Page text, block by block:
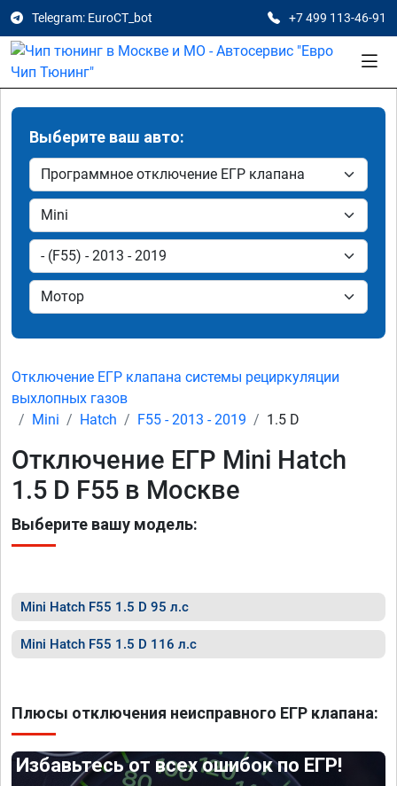
Telegram: EuroCT_bot +7 499 113-46-91
Выберите ваш авто:
Отключение ЕГР клапана системы рециркуляции
выхлопных газов
Mini
Hatch F55 - 2013 - 2019 1.5 D
Отключение ЕГР Mini Hatch
1.5 D F55 в Москве
Выберите вашу модель:
Mini Hatch F55 1.5 D 95 л.с
Mini Hatch F55 1.5 D 116 л.с
Плюсы отключения неисправного ЕГР клапана:
Избавьтесь от всех ошибок по ЕГР!